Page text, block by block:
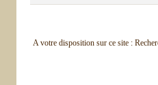
A votre disposition sur ce site :